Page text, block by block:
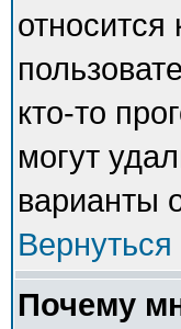
относится
кто-то
могут
варианты
Почему